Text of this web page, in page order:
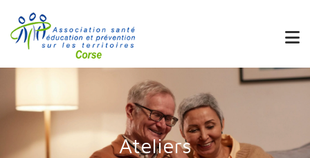
Ateliers